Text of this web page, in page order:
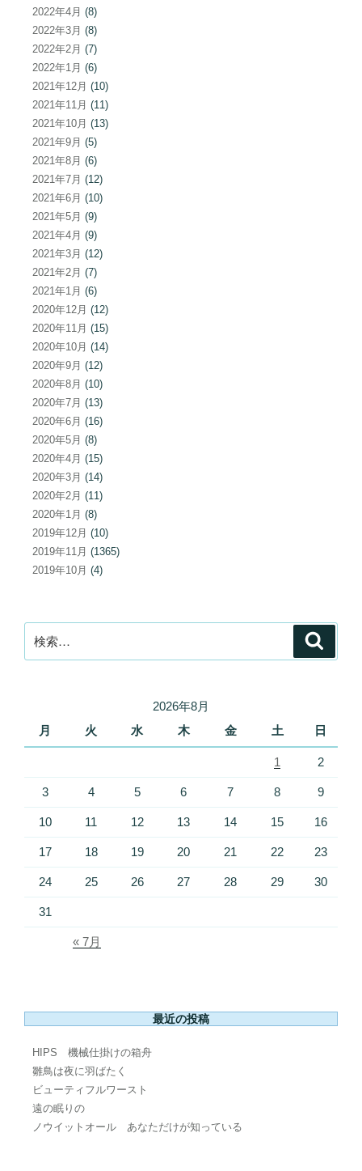
2022年4月 (8)
2022年3月 (8)
2022年2月 (7)
2022年1月 (6)
2021年12月 (10)
2021年11月 (11)
2021年10月 (13)
2021年9月 (5)
2021年8月 (6)
2021年7月 (12)
2021年6月 (10)
2021年5月 (9)
2021年4月 (9)
2021年3月 (12)
2021年2月 (7)
2021年1月 (6)
2020年12月 (12)
2020年11月 (15)
2020年10月 (14)
2020年9月 (12)
2020年8月 (10)
2020年7月 (13)
2020年6月 (16)
2020年5月 (8)
2020年4月 (15)
2020年3月 (14)
2020年2月 (11)
2020年1月 (8)
2019年12月 (10)
2019年11月 (1365)
2019年10月 (4)
索:
2026年8月
月
火 水 木 金 土 日
1 2
3 4 5 6 7 8 9
10 11 12 13 14 15 16
17 18 19 20 21 22 23
24 25 26 27 28 29 30
31
« 7月
最近の投稿
HIPS 機械仕掛けの箱舟
雛鳥は夜に羽ばたく
ビューティフルワースト
遠の眠りの
ノウイットオール あなただけが知っている